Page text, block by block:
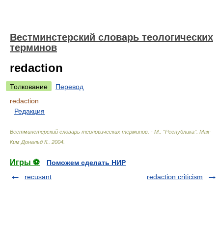
Вестминстерский словарь теологических
терминов
redaction
Толкование
Перевод
redaction
Редакция
Вестминстерский словарь теологических терминов. - М.: "Республика". Мак-
Ким Дональд К.
2004
Игры ⚽
Поможем сделать НИР
recusant
redaction criticism